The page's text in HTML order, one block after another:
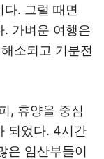
. 그럴 때면
. 가벼운 여행은
소되고 기분전
, 휴양을 중심
되었다. 4시간
은 임산부들이